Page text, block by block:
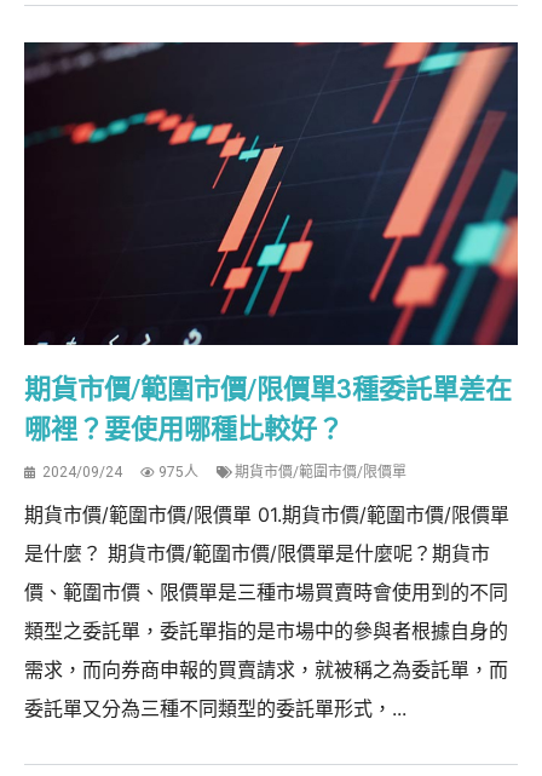
期貨市價/範圍市價/限價單3種委託單差在
哪裡？要使用哪種比較好？
2024/09/24 975人 期貨市價/範圍市價/限價單
期貨市價/範圍市價/限價單 01.期貨市價/範圍市價/限價單
是什麼？ 期貨市價/範圍市價/限價單是什麼呢？期貨市
價、範圍市價、限價單是三種市場買賣時會使用到的不同
類型之委託單，委託單指的是市場中的參與者根據自身的
需求，而向券商申報的買賣請求，就被稱之為委託單，而
委託單又分為三種不同類型的委託單形式，...